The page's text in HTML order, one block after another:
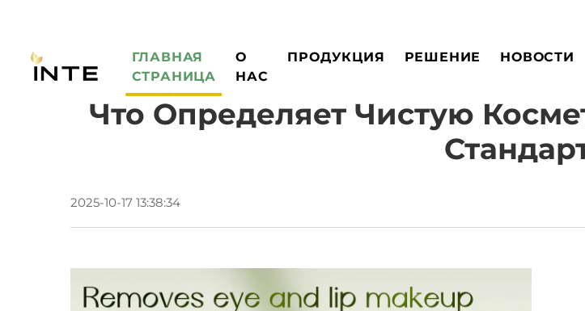
ГЛАВНАЯ
СТРАНИЦА
О
НАС
ПРОДУКЦИЯ РЕШЕНИЕ НОВОСТИ
Что Определяет Чистую
2025-10-17 13:38:34